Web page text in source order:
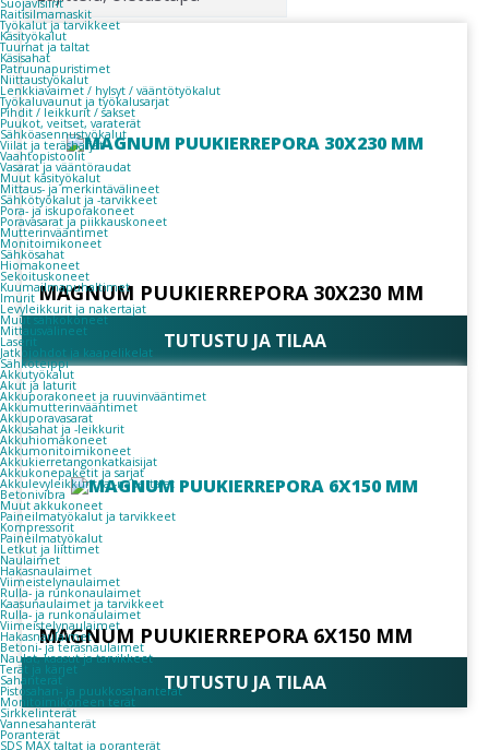
Suojavisiirit
Raitisilmamaskit
Työkalut ja tarvikkeet
Käsityökalut
Tuurnat ja taltat
Käsisahat
Patruunapuristimet
Niittaustyökalut
Lenkkiavaimet / hylsyt / vääntötyökalut
Työkaluvaunut ja työkalusarjat
Pihdit / leikkurit / sakset
Puukot, veitset, varaterät
Sähköasennustyökalut
Viilat ja teräsharjat
Vaahtopistoolit
Vasarat ja vääntöraudat
Muut käsityökalut
Mittaus- ja merkintävälineet
Sähkötyökalut ja -tarvikkeet
Pora- ja iskuporakoneet
Poravasarat ja piikkauskoneet
Mutterinvääntimet
Monitoimikoneet
Sähkösahat
Hiomakoneet
Sekoituskoneet
Kuumailmapuhaltimet
Imurit
Levyleikkurit ja nakertajat
Muut sähkökoneet
Mittausvälineet
Laserit
Jatkojohdot ja kaapelikelat
Sähköteippi
Akkutyökalut
Akut ja laturit
Akkuporakoneet ja ruuvinvääntimet
Akkumutterinvääntimet
Akkuporavasarat
Akkusahat ja -leikkurit
Akkuhiomakoneet
Akkumonitoimikoneet
Akkukierretangonkatkaisijat
Akkukonepaketit ja sarjat
Akkulevyleikkurit ja -nakertajat
Betonivibra
Muut akkukoneet
Paineilmatyökalut ja tarvikkeet
Kompressorit
Paineilmatyökalut
Letkut ja liittimet
Naulaimet
Hakasnaulaimet
Viimeistelynaulaimet
Rulla- ja runkonaulaimet
Kaasunaulaimet ja tarvikkeet
Rulla- ja runkonaulaimet
Viimeistelynaulaimet
Hakasnaulaimet
Betoni- ja teräsnaulaimet
Naulat, kaasut ja tarvikkeet
Terät ja kärjet
Sahanterät
Pistosahan- ja puukkosahanterät
Monitoimikoneen terät
Sirkkelinterät
Vannesahanterät
Poranterät
SDS MAX taltat ja poranterät
MAGNUM PUUKIERREPORA 30X230 MM
TUTUSTU JA TILAA
MAGNUM PUUKIERREPORA 6X150 MM
TUTUSTU JA TILAA